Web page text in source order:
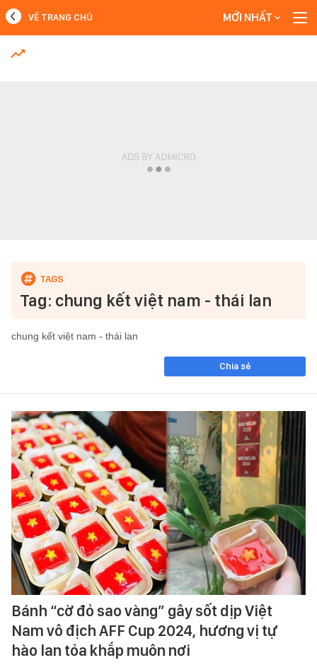
MỚI NHẤT
VỀ TRANG CHỦ MỚI NHẤT
Tag: chung kết việt nam - thái lan
chung kết việt nam - thái lan
Chia sẻ
Bánh “cờ đỏ sao vàng” gây sốt dịp Việt
Nam vô địch AFF Cup 2024, hương vị tự
hào lan tỏa khắp muôn nơi